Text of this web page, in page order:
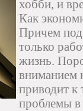
хобби, и
Как
Причем под
только
жизнь.
вниманием
приводит к
проблемы